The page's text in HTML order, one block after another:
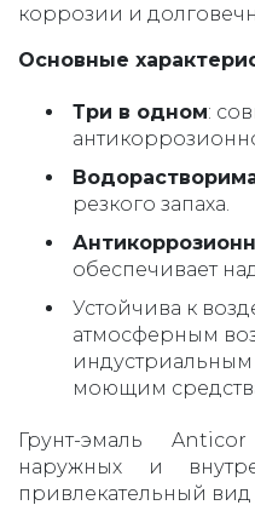
коррозии и
Основные
Три в одном:
резкого запаха.
обеспечивает
Устойчива к
атмосферным
моющим
Грунт-эмаль
наружных и
привлекательный вид